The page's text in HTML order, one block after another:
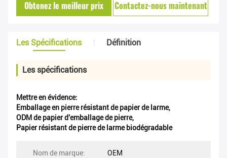
Obtenez le meilleur prix Contactez-nous maintenant
Les Spécifications Définition
Les spécifications
Mettre en évidence:
Emballage en pierre résistant de papier de larme,
ODM de papier d'emballage de pierre,
Papier résistant de pierre de larme biodégradable
Nom de marque: OEM